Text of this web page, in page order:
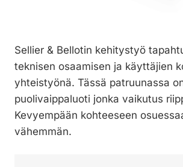
Sellier & Bellotin kehitystyö
teknisen osaamisen ja käyttäjien
yhteistyönä. Tässä patruunassa
puolivaippaluoti jonka vaikutus
Kevyempään kohteeseen
vähemmän.